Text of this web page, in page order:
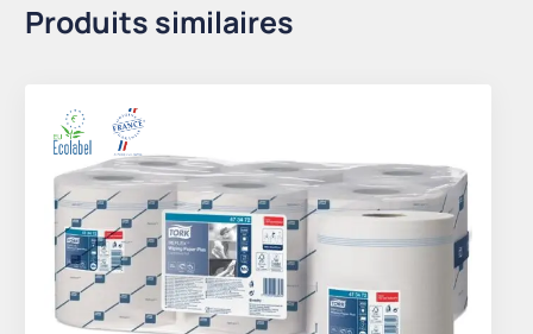
Produits similaires